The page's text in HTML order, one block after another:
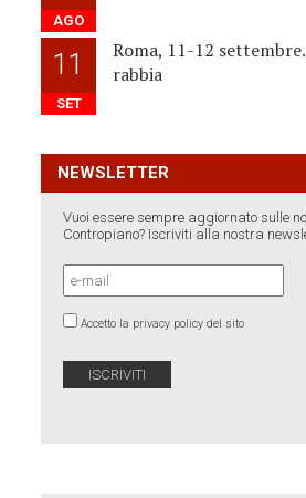
AGO
11
SET
Roma, 11-12
rabbia
NEWSLETTER
Vuoi essere sempre aggiornato sulle
Contropiano? Iscriviti alla nostra
Accetto la privacy policy del sito